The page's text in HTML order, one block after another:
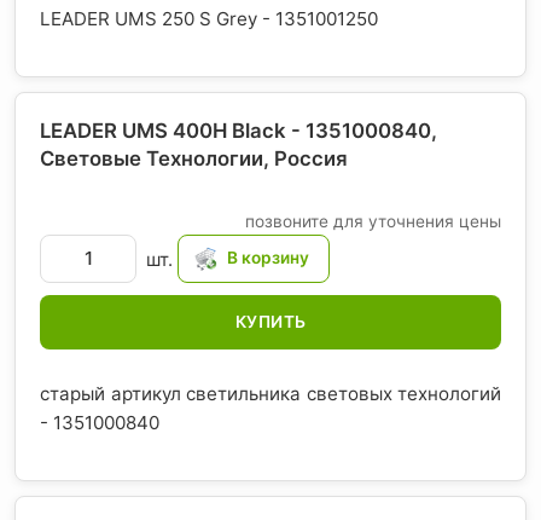
LEADER UMS 250 S Grey - 1351001250
LEADER UMS 400H Black - 1351000840,
Световые Технологии, Россия
позвоните для уточнения цены
шт.
КУПИТЬ
старый артикул светильника световых технологий
- 1351000840